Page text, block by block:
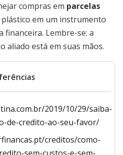
compras em parcelas
em um instrumento
financeira. Lembre-se: a
aliado está em suas mãos.
2019/10/29/saiba-
de-credito-ao-seu-favor/
creditos/como-